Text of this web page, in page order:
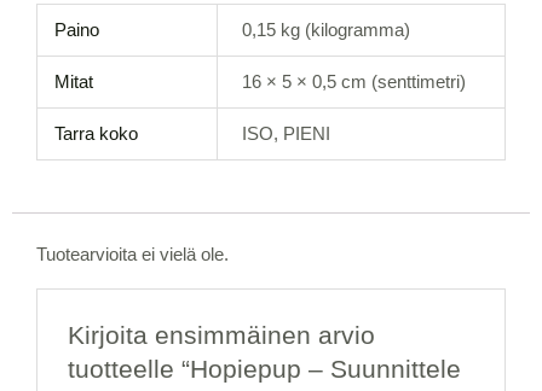
Paino 0,15 kg (kilogramma)
Mitat 16 × 5 × 0,5 cm (senttimetri)
Tarra koko ISO, PIENI
Tuotearvioita ei vielä ole.
Kirjoita ensimmäinen arvio
tuotteelle “Hopiepup – Suunnittele